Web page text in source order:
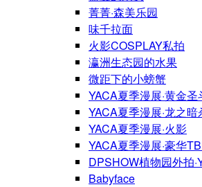
菁菁·森美乐园
味千拉面
火影COSPLAY私拍
瀛洲生态园的水果
微距下的小螃蟹
YACA夏季漫展·黄金圣
YACA夏季漫展·龙之暗
YACA夏季漫展·火影
YACA夏季漫展·豪华
DPSHOW植物园外拍
Babyface